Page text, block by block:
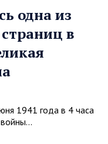
одна из
в
1941 года в 4 часа
войны…